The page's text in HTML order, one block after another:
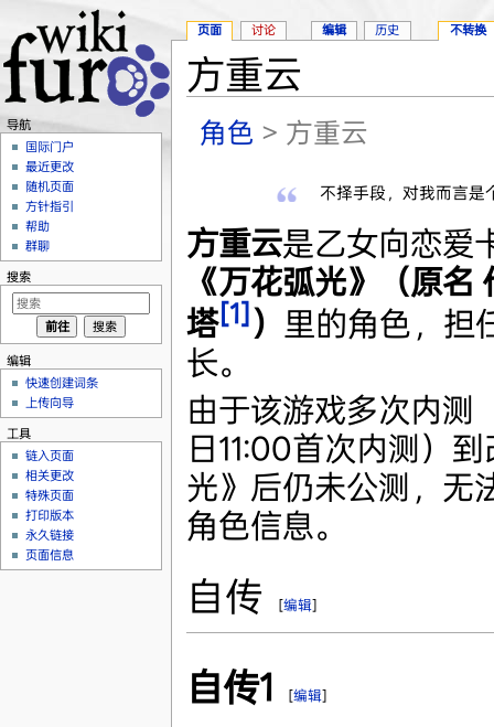
方重云
角色 > 方重云
不择手段，对我而言是
方重云是乙女向恋爱
《万花弧光》（原名
塔[1] ） 里的角色，担
长。
由于该游戏多次内测
日11:00首次内测）
光》后仍未公测，无
角色信息。
自传 [编辑]
自传1 [编辑]
页面 讨论 编辑 历史 不转换
导航
国际门户
最近更改
随机页面
方针指引
帮助
群聊
搜索
编辑
快速创建词条
上传向导
工具
链入页面
相关更改
特殊页面
打印版本
永久链接
页面信息